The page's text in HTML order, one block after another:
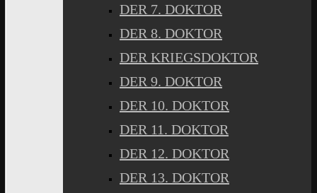
DER 7. DOKTOR
DER 8. DOKTOR
DER KRIEGSDOKTOR
DER 9. DOKTOR
DER 10. DOKTOR
DER 11. DOKTOR
DER 12. DOKTOR
DER 13. DOKTOR